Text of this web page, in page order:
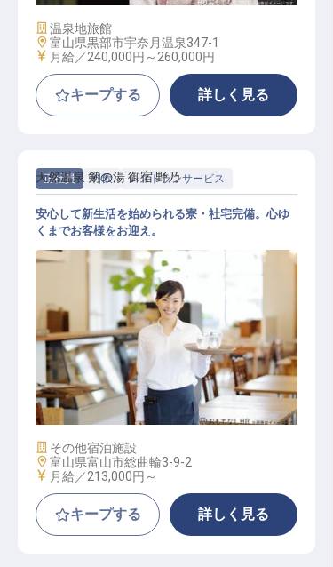
施設業態
温泉地旅館
勤務地
富山県黒部市宇奈月温泉347-1
給与
月給／240,000円～ 260,000円
キープする 詳しく見る
正社員 料飲 レストランサービス
レストランサービス
天然温泉 剱の湯 御宿 野乃
安心して新生活を始められる寮・社宅完備。心ゆ
くまでお客様をお迎え。
施設業態
その他宿泊施設
勤務地
富山県富山市総曲輪3-9-2
給与
月給／213,000円～
キープする 詳しく見る